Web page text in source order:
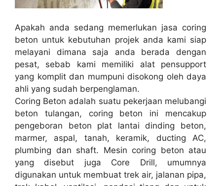
Apakah anda sedang memerlukan jasa coring
beton untuk kebutuhan projek anda kami siap
melayani dimana saja anda berada dengan
pesat, sebab kami memiliki alat pensupport
yang komplit dan mumpuni disokong oleh daya
ahli yang sudah berpenglaman.
Coring Beton adalah suatu pekerjaan melubangi
beton tulangan, coring beton ini mencakup
pengeboran beton plat lantai dinding beton,
marmer, aspal, tanah, keramik, ducting AC,
plumbing dan shaft. Mesin coring beton atau
yang disebut juga Core Drill, umumnya
digunakan untuk membuat trek air, jalanan pipa,